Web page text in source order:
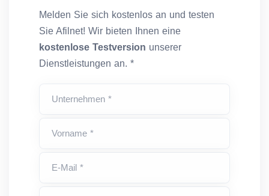
Melden Sie sich kostenlos an und testen
Sie Afilnet! Wir bieten Ihnen eine
kostenlose Testversion unserer
Dienstleistungen an. *
Unternehmen *
Vorname *
E-Mail *